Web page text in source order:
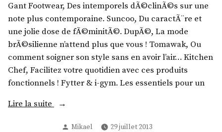
©
a
t
e
u
r
,
Gant Footwear, Des intemporels dÃ©clinÃ©s sur une
note plus contemporaine. Suncoo, Du caractÃ¨re et
une jolie dose de fÃ©minitÃ©. DupÃ©, La mode
brÃ©silienne n’attend plus que vous ! Tomawak, Ou
comment soigner son style sans en avoir l’air… Kitchen
Chef, Facilitez votre quotidien avec ces produits
fonctionnels ! Fytter & i-gym. Les essentiels pour un
Lire la suite
Publié
Mikael
29 juillet 2013